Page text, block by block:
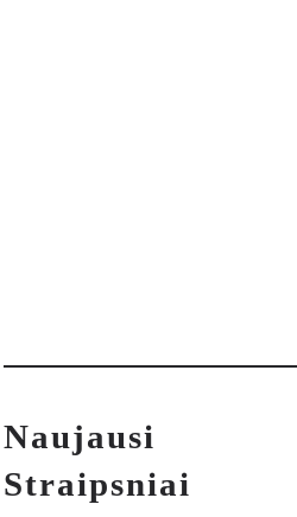
Naujausi
Straipsniai